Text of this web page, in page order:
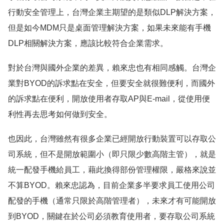
行動安全管理上，台灣企業主期望的是類似DLP解決方案，
但是如今MDM只是桌面管理解決方案，如果未來能有手機
DLP相關解決方案，應該比較符合企業需求。
對於台灣與國外企業的差異，賴來忠也有相同感觸。台灣企
業對BYOD的訴求點在安全，但要安全就很難便利，而國外
的訴求點在便利，開放使用者存取AP與E-mail，從使用便
利性再去思考如何做到安全。
也因此，台灣雖然有很多企業已經開放行動裝置可以存取公
司系統，但不是開放範圍小（即只限少數高階主管），就是
統一配發手機給員工，藉此換得部份管理權限，嚴格來說並
不算BYOD。賴來忠認為，目前企業多半要求員工使用公司
配發的手機（通常只限於高階管理者），未來才有可能開放
到BYOD，關鍵在於公司必須教育使用者，要存取公司系統